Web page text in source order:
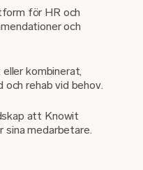
för HR och
och
kombinerat,
rehab vid behov.
att Knowit
sina medarbetare.